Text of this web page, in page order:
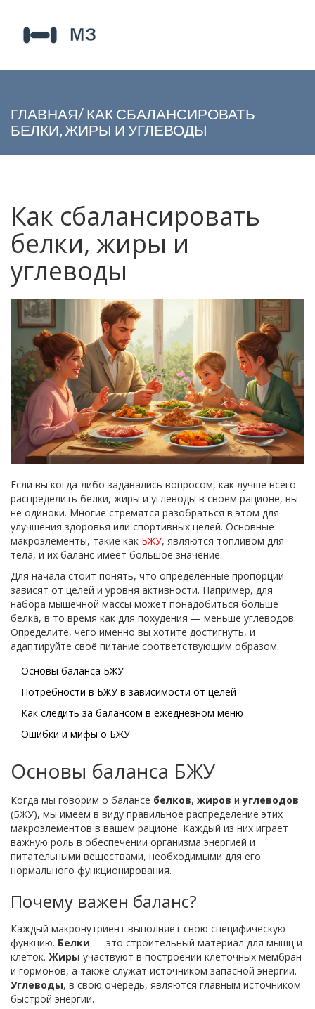
ГЛАВНАЯ/ КАК СБАЛАНСИРОВАТЬ
БЕЛКИ, ЖИРЫ И УГЛЕВОДЫ
Как сбалансировать
белки, жиры и
углеводы
Если вы когда-либо задавались вопросом, как лучше всего
распределить белки, жиры и углеводы в своем рационе, вы
не одиноки. Многие стремятся разобраться в этом для
улучшения здоровья или спортивных целей. Основные
макроэлементы, такие как БЖУ, являются топливом для
тела, и их баланс имеет большое значение.
Для начала стоит понять, что определенные пропорции
зависят от целей и уровня активности. Например, для
набора мышечной массы может понадобиться больше
белка, в то время как для похудения — меньше углеводов.
Определите, чего именно вы хотите достигнуть, и
адаптируйте своё питание соответствующим образом.
Основы баланса БЖУ
Потребности в БЖУ в зависимости от целей
Как следить за балансом в ежедневном меню
Ошибки и мифы о БЖУ
Основы баланса БЖУ
Когда мы говорим о балансе белков, жиров иуглеводов
(БЖУ), мы имеем в виду правильное распределение этих
макроэлементов в вашем рационе. Каждый из них играет
важную роль в обеспечении организма энергией и
питательными веществами, необходимыми для его
нормального функционирования.
Почему важен баланс?
Каждый макронутриент выполняет свою специфическую
функцию. Белки — это строительный материал для мышц и
клеток. Жиры участвуют в построении клеточных мембран
и гормонов, а также служат источником запасной энергии.
Углеводы, в свою очередь, являются главным источником
быстрой энергии.